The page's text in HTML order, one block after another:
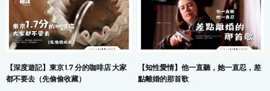
【深度遊記】東京 1.7 分的咖啡店 大家
都不要去（先偷偷收藏）
【知性愛情】他一直聽，她一直忍，差
點離婚的那首歌